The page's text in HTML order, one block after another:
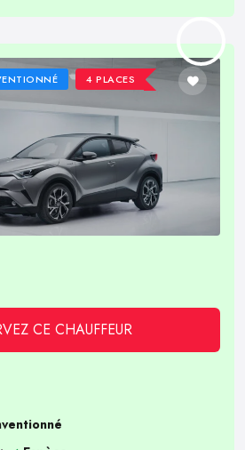
4 PLACES
CE CHAUFFEUR